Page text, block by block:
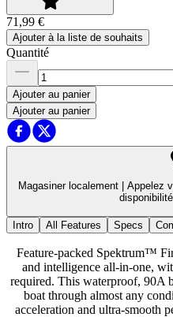
71,99 €
Ajouter à la liste de souhaits
Quantité
Ajouter au panier
Ajouter au panier
Magasiner localement |
Appelez
Intro All Features Specs
Feature-packed Spektrum™
and intelligence all-in-one,
required. This waterproof, 90A
boat through almost any
acceleration and ultra-smooth